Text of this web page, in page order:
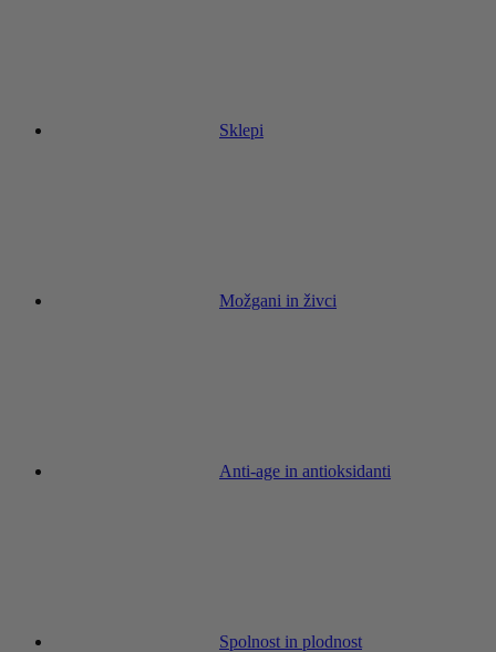
Sklepi
Možgani in živci
Anti-age in antioksidanti
Spolnost in plodnost